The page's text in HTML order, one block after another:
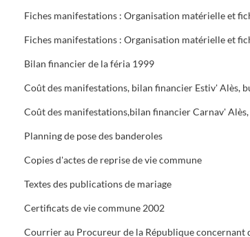
Bilan financier de la féria 1999
Planning de pose des banderoles
Copies d'actes de reprise de vie commune
Textes des publications de mariage
Certificats de vie commune 2002